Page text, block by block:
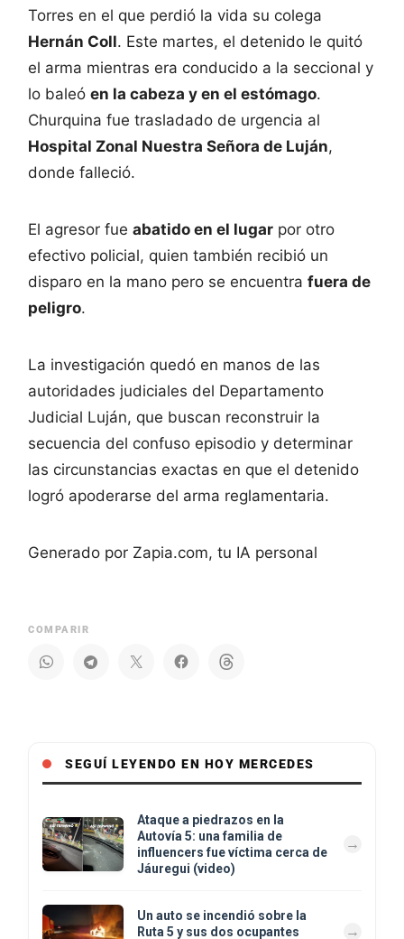
Torres en el que perdió la vida su colega
Hernán Coll. Este martes, el detenido le quitó
el arma mientras era conducido a la seccional y
lo baleó en la cabeza y en el estómago.
Churquina fue trasladado de urgencia al
Hospital Zonal Nuestra Señora de Luján,
donde falleció.
El agresor fue abatido en el lugar por otro
efectivo policial, quien también recibió un
disparo en la mano pero se encuentra fuera de
peligro.
La investigación quedó en manos de las
autoridades judiciales del Departamento
Judicial Luján, que buscan reconstruir la
secuencia del confuso episodio y determinar
las circunstancias exactas en que el detenido
logró apoderarse del arma reglamentaria.
Generado por Zapia.com, tu IA personal
COMPARIR
SEGUÍ LEYENDO EN HOY MERCEDES
Ataque a piedrazos en la
Autovía 5: una familia de
influencers fue víctima cerca de
Jáuregui (video)
Un auto se incendió sobre la
Ruta 5 y sus dos ocupantes